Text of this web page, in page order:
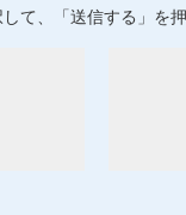
して、「送信する」を